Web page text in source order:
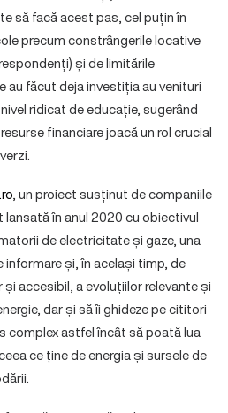
să facă acest pas, cel puțin în
precum constrângerile locative
și de limitările
au făcut deja investiția au venituri
ridicat de educație, sugerând
financiare joacă un rol crucial
, un proiect susținut de companiile
lansată în anul 2020 cu obiectivul
de electricitate și gaze, una
și, în același timp, de
și accesibil, a evoluțiilor relevante și
dar și să îi ghideze pe cititori
complex astfel încât să poată lua
ce ține de energia și sursele de